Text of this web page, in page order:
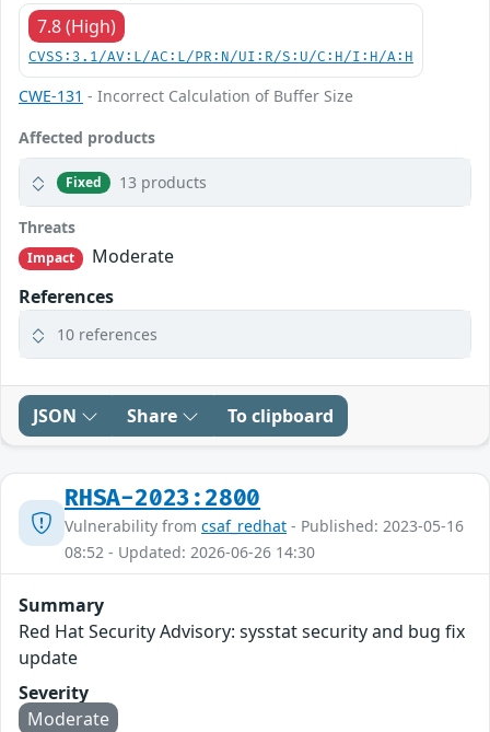
7.8 (High)
CVSS:3.1/AV:L/AC:L/PR:N/UI:R/S:U/C:H/I:H/A:H
CWE-131 - Incorrect Calculation of Buffer Size
Affected products
Fixed 13 products
Threats
Impact
Moderate
References
10 references
JSON Share To clipboard
RHSA-2023:2800
Vulnerability from csaf_redhat - Published: 2023-05-16
08:52 - Updated: 2026-06-26 14:30
Summary
Red Hat Security Advisory: sysstat security and bug fix
update
Severity
Moderate